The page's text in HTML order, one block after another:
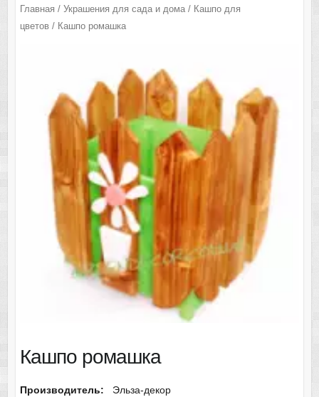
Главная / Украшения для сада и дома/ Кашпо для
цветов/ Кашпо ромашка
Кашпо ромашка
Производитель: Эльза-декор